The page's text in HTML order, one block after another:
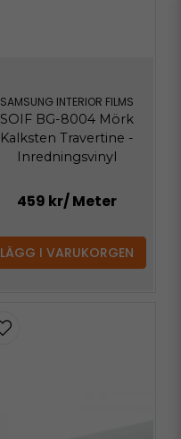
SAMSUNG INTERIOR FILMS
SOIF BG-8004 Mörk
Kalksten Travertine -
Inredningsvinyl
459 kr/ Meter
LÄGG I VARUKORGEN